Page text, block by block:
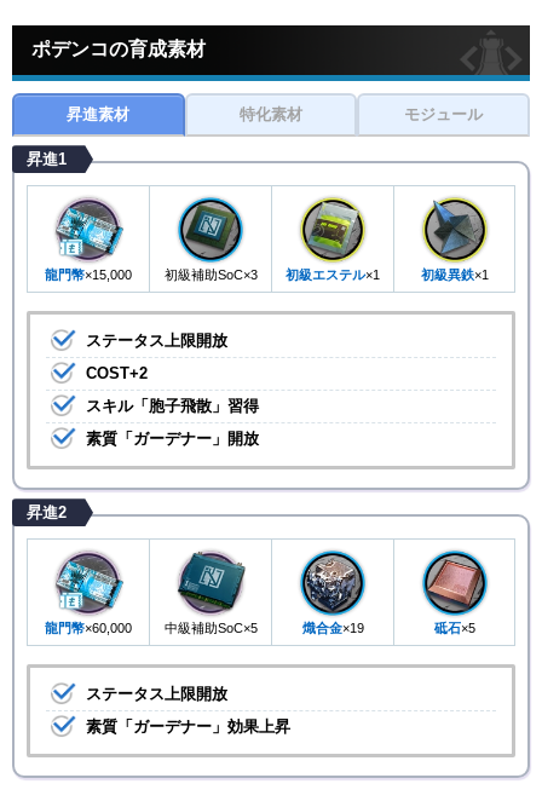
ポデンコの育成素材
昇進素材 特化素材 モジュール
昇進1
龍門幣×15,000 初級補助SoC×3 初級エステル×1 初級異鉄×1
ステータス上限開放
COST+2
スキル「胞子飛散」習得
素質「ガーデナー」開放
昇進2
龍門幣×60,000 中級補助SoC×5 熾合金×19 砥石×5
ステータス上限開放
素質「ガーデナー」効果上昇